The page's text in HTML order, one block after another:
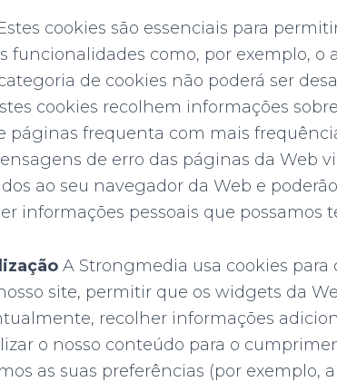
cookies são essenciais para
funcionalidades como, por exemplo, o
de cookies não poderá ser
cookies recolhem informações
páginas frequenta com mais
de erro das páginas da Web
ao seu navegador da Web e
informações pessoais que possamos
A Strongmedia usa cookies para
site, permitir que os widgets da
recolher informações
o nosso conteúdo para o
as suas preferências (por exemplo,